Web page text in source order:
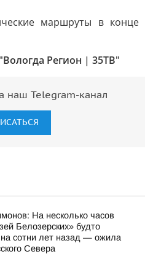
маршруты в конце
Регион | 35ТВ"
наш Telegram-канал
На несколько часов
Белозерских» будто
на сотни лет назад — ожила
Севера